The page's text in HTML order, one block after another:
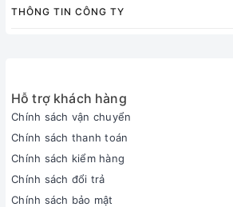
THÔNG TIN CÔNG TY
Hỗ trợ khách hàng
Chính sách vận chuyển
Chính sách thanh toán
Chính sách kiểm hàng
Chính sách đổi trả
Chính sách bảo mật